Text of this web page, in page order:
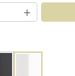
Anzahl: